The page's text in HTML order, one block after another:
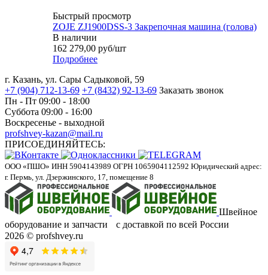
Быстрый просмотр
ZOJE ZJ1900DSS-3 Закрепочная машина (голова)
В наличии
162 279,00 руб/шт
Подробнее
г. Казань, ул. Сары Садыковой, 59
+7 (904) 712-13-69 +7 (8432) 92-13-69 Заказать звонок
Пн - Пт 09:00 - 18:00
Суббота 09:00 - 16:00
Воскресенье - выходной
profshvey-kazan@mail.ru
ПРИСОЕДИНЯЙТЕСЬ:
ООО «ПШО» ИНН 5904143989 ОГРН 1065904112592 Юридический адрес:
г. Пермь, ул. Дзержинского, 17, помещение 8
Швейное
оборудование и запчасти с доставкой по всей России
2026 © profshvey.ru